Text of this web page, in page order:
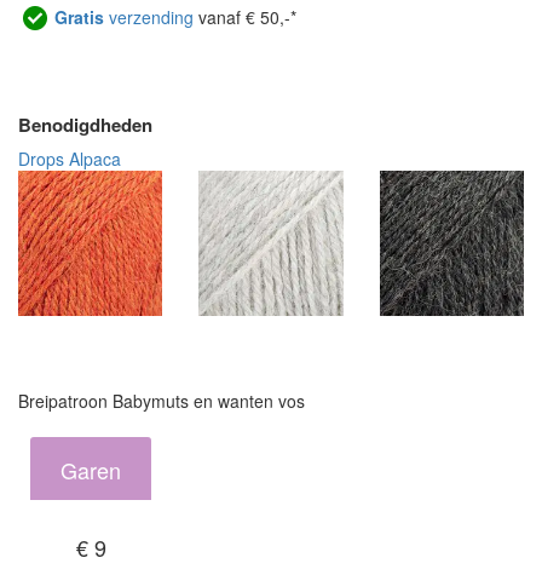
Gratis verzending vanaf € 50,-*
Benodigdheden
Drops Alpaca
Breipatroon Babymuts en wanten vos
Garen
€ 9